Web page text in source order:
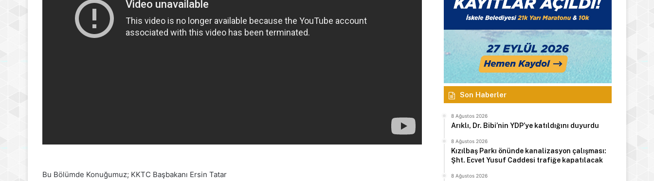
Bu Bölümde Konuğumuz; KKTC Başbakanı Ersin Tatar
Son Haberler
8 Ağustos 2026
Arıklı, Dr. Bibi’nin YDP’ye katıldığını duyurdu
8 Ağustos 2026
Kızılbaş Parkı önünde kanalizasyon çalışması:
Şht. Ecvet Yusuf Caddesi trafiğe kapatılacak
8 Ağustos 2026